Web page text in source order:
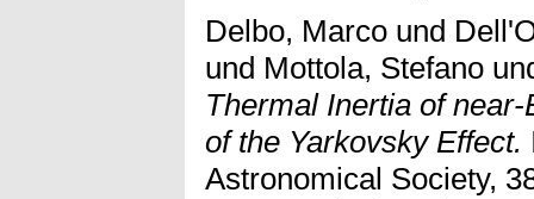
Delbo, Marco und
und Mottola, Stefano
Thermal Inertia of
of the Yarkovsky Effect.
Astronomical Society,